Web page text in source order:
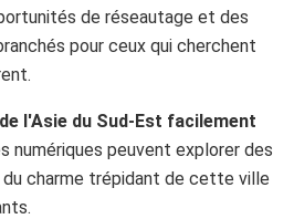
de réseautage et des
pour ceux qui cherchent
l'Asie du Sud-Est facilement
numériques peuvent explorer des
charme trépidant de cette ville